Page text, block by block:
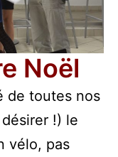
Noël
de toutes nos
!) le
vélo, pas